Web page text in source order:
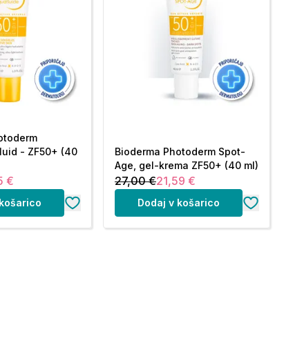
- ZF50+ (40
€
Bioderma Photoderm Spot-
Age, gel-krema ZF50+ (40 ml)
27,00 €21,59 €
Dodaj v košarico